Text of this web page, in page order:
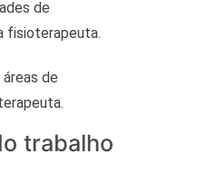
de
fisioterapeuta.
de
trabalho